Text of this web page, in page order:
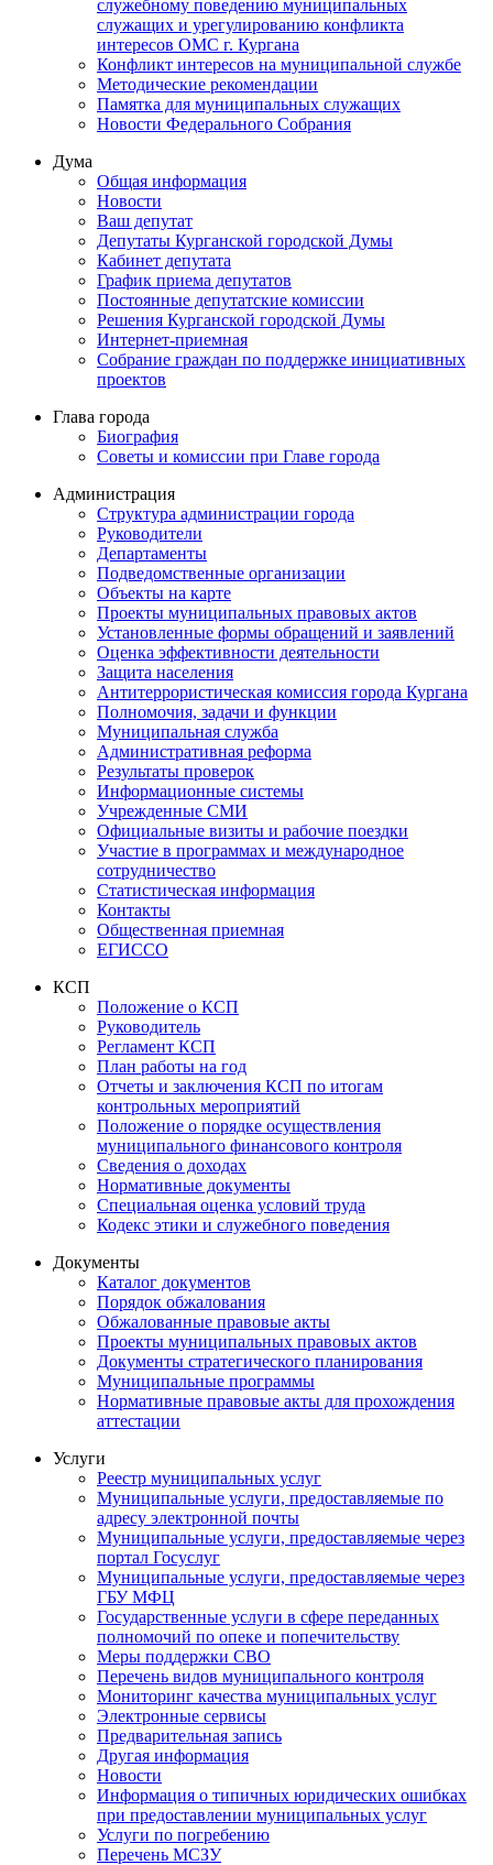
служебному поведению муниципальных
служащих и урегулированию конфликта
интересов ОМС г. Кургана
Конфликт интересов на муниципальной службе
Методические рекомендации
Памятка для муниципальных служащих
Новости Федерального Cобрания
Дума
Общая информация
Новости
Ваш депутат
Депутаты Курганской городской Думы
Кабинет депутата
График приема депутатов
Постоянные депутатские комиссии
Решения Курганской городской Думы
Интернет-приемная
Собрание граждан по поддержке инициативных
проектов
Глава города
Биография
Советы и комиссии при Главе города
Администрация
Структура администрации города
Руководители
Департаменты
Подведомственные организации
Объекты на карте
Проекты муниципальных правовых актов
Установленные формы обращений и заявлений
Оценка эффективности деятельности
Защита населения
Антитеррористическая комиссия города Кургана
Полномочия, задачи и функции
Муниципальная служба
Административная реформа
Результаты проверок
Информационные системы
Учрежденные СМИ
Официальные визиты и рабочие поездки
Участие в программах и международное
сотрудничество
Статистическая информация
Контакты
Общественная приемная
ЕГИССО
КСП
Положение о КСП
Руководитель
Регламент КСП
План работы на год
Отчеты и заключения КСП по итогам
контрольных мероприятий
Положение о порядке осуществления
муниципального финансового контроля
Сведения о доходах
Нормативные документы
Специальная оценка условий труда
Кодекс этики и служебного поведения
Документы
Каталог документов
Порядок обжалования
Обжалованные правовые акты
Проекты муниципальных правовых актов
Документы стратегического планирования
Муниципальные программы
Нормативные правовые акты для прохождения
аттестации
Услуги
Реестр муниципальных услуг
Муниципальные услуги, предоставляемые по
адресу электронной почты
Муниципальные услуги, предоставляемые через
портал Госуслуг
Муниципальные услуги, предоставляемые через
ГБУ МФЦ
Государственные услуги в сфере переданных
полномочий по опеке и попечительству
Меры поддержки СВО
Перечень видов муниципального контроля
Мониторинг качества муниципальных услуг
Электронные сервисы
Предварительная запись
Другая информация
Новости
Информация о типичных юридических ошибках
при предоставлении муниципальных услуг
Услуги по погребению
Перечень МСЗУ